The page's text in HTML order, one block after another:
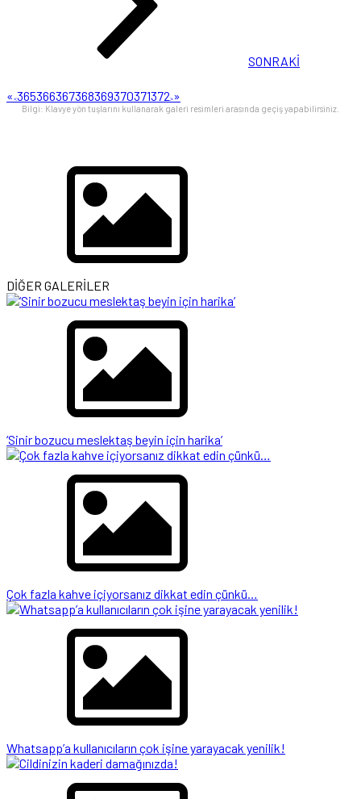
SONRAKİ
« <365366367368369370371372>»
Bilgi: Klavye yön tuşlarını kullanarak galeri resimleri arasında geçiş yapabilirsiniz.
DİĞER GALERİLER
‘Sinir bozucu meslektaş beyin için harika’
Çok fazla kahve içiyorsanız dikkat edin çünkü…
Whatsapp’a kullanıcıların çok işine yarayacak yenilik!